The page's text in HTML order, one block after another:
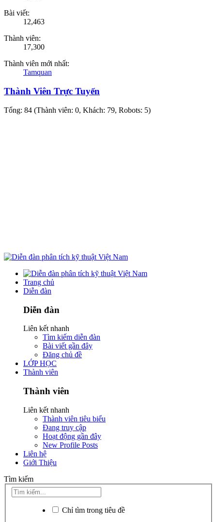
Bài viết:
12,463
Thành viên:
17,300
Thành viên mới nhất:
Tamquan
Thành Viên Trực Tuyến
Tổng: 84 (Thành viên: 0, Khách: 79, Robots: 5)
Trang chủ
Diễn đàn
Diễn đàn
Liên kết nhanh
Tìm kiếm diễn đàn
Bài viết gần đây
Đăng chủ đề
LỚP HỌC
Thành viên
Thành viên
Liên kết nhanh
Thành viên tiêu biểu
Đang truy cập
Hoạt động gần đây
New Profile Posts
Liên hệ
Giới Thiệu
Tìm kiếm
Chỉ tìm trong tiêu đề